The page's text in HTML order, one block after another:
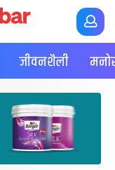
जीवनशैली